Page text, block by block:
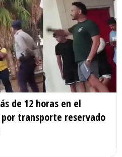
de 12 horas en el
transporte reservado